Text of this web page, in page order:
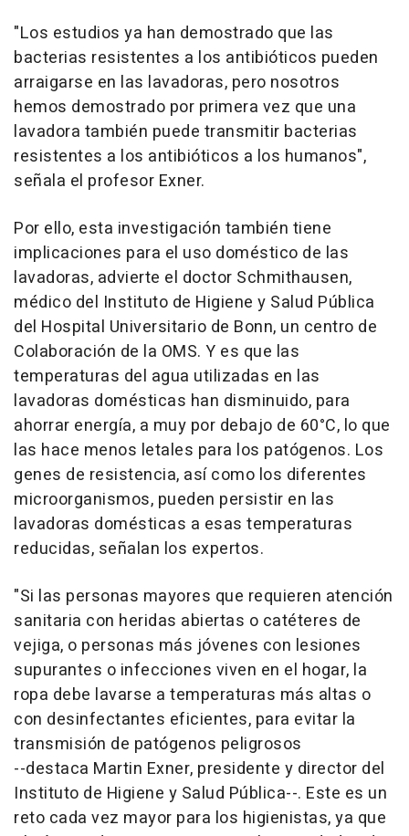
"Los estudios ya han demostrado que las
bacterias resistentes a los antibióticos pueden
arraigarse en las lavadoras, pero nosotros
hemos demostrado por primera vez que una
lavadora también puede transmitir bacterias
resistentes a los antibióticos a los humanos",
señala el profesor Exner.
Por ello, esta investigación también tiene
implicaciones para el uso doméstico de las
lavadoras, advierte el doctor Schmithausen,
médico del Instituto de Higiene y Salud Pública
del Hospital Universitario de Bonn, un centro de
Colaboración de la OMS. Y es que las
temperaturas del agua utilizadas en las
lavadoras domésticas han disminuido, para
ahorrar energía, a muy por debajo de 60°C, lo que
las hace menos letales para los patógenos. Los
genes de resistencia, así como los diferentes
microorganismos, pueden persistir en las
lavadoras domésticas a esas temperaturas
reducidas, señalan los expertos.
"Si las personas mayores que requieren atención
sanitaria con heridas abiertas o catéteres de
vejiga, o personas más jóvenes con lesiones
supurantes o infecciones viven en el hogar, la
ropa debe lavarse a temperaturas más altas o
con desinfectantes eficientes, para evitar la
transmisión de patógenos peligrosos
--destaca Martin Exner, presidente y director del
Instituto de Higiene y Salud Pública--. Este es un
reto cada vez mayor para los higienistas, ya que